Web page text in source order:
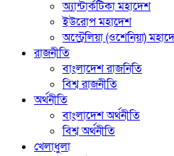
অ্যান্টার্কটিকা মহাদেশ
ইউরোপ মহাদেশ
অস্ট্রেলিয়া (ওশেনিয়া)
রাজনীতি
বাংলাদেশ রাজনিতি
বিশ্ব রাজনীতি
অর্থনীতি
বাংলাদেশ অর্থনীতি
বিশ্ব অর্থনীতি
খেলাধুলা